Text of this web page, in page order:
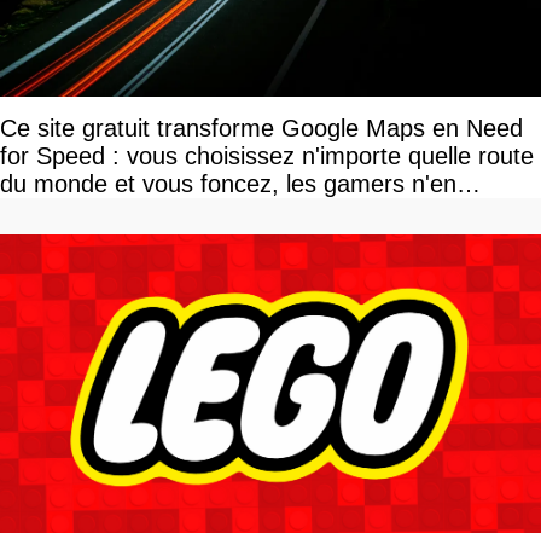
Ce site gratuit transforme Google Maps en Need
for Speed : vous choisissez n'importe quelle route
du monde et vous foncez, les gamers n'en